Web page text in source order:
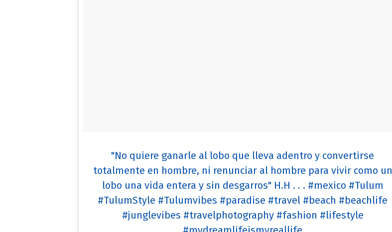
"No quiere ganarle al lobo que lleva adentro y convertirse
totalmente en hombre, ni renunciar al hombre para vivir como un
lobo una vida entera y sin desgarros" H.H . . . #mexico #Tulum
#TulumStyle #Tulumvibes #paradise #travel #beach #beachlife
#junglevibes #travelphotography #fashion #lifestyle